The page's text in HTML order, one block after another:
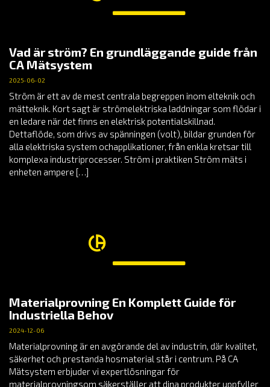
Vad är ström? En grundläggande guide från
CA Mätsystem
2025-06-02
Ström är ett av de mest centrala begreppen inom elteknik och
mätteknik. Kort sagt är strömelektriska laddningar som flödar i
en ledare när det finns en elektrisk potentialskillnad.
Dettaflöde, som drivs av spänningen (volt), bildar grunden för
alla elektriska system ochapplikationer, från enkla kretsar till
komplexa industriprocesser. Ström i praktiken Ström mäts i
enheten ampere […]
Materialprovning En Komplett Guide för
Industriella Behov
2024-12-06
Materialprovning är en avgörande del av industrin, där kvalitet,
säkerhet och prestanda hosmaterial står i centrum. På CA
Mätsystem erbjuder vi expertlösningar för
materialprovningsom säkerställer att dina produkter uppfyller